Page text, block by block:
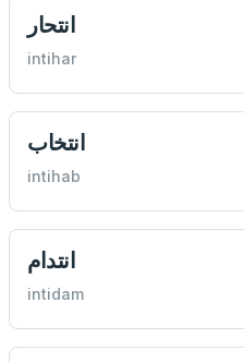
انتحار
intihar
انتخاب
intihab
انتدام
intidam